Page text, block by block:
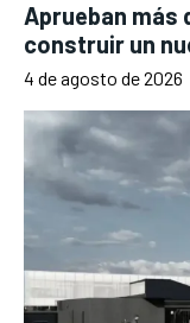
Aprueban más
construir un
4 de agosto de 2026